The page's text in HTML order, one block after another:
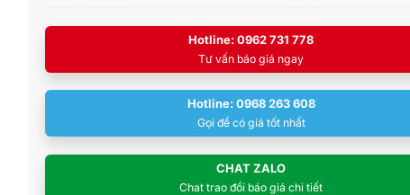
Hotline: 0962 731 778
Tư vấn báo giá ngay
Hotline: 0968 263 608
Gọi để có giá tốt nhất
CHAT ZALO
Chat trao đổi báo giá chi tiết